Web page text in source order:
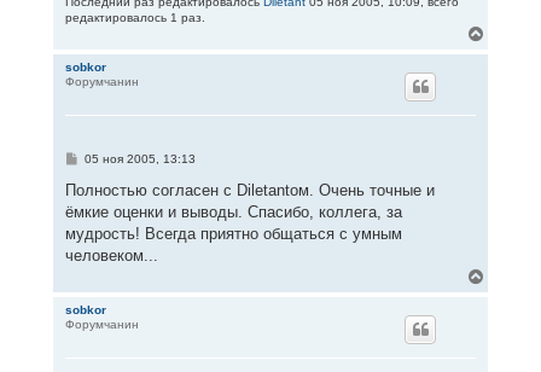
редактировалось 1 раз.
sobkor
Форумчанин
С
о
щ
е
н
и
05 ноя 2005, 13:13
Полностью согласен с Diletantом. Очень точные и
ёмкие оценки и выводы. Спасибо, коллега, за
мудрость! Всегда приятно общаться с умным
человеком...
е
sobkor
Форумчанин